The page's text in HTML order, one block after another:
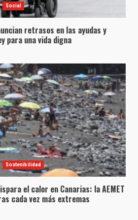
Social
retrasos en las ayudas y
para una vida digna
Sostenibilidad
el calor en Canarias: la AEMET
cada vez más extremas